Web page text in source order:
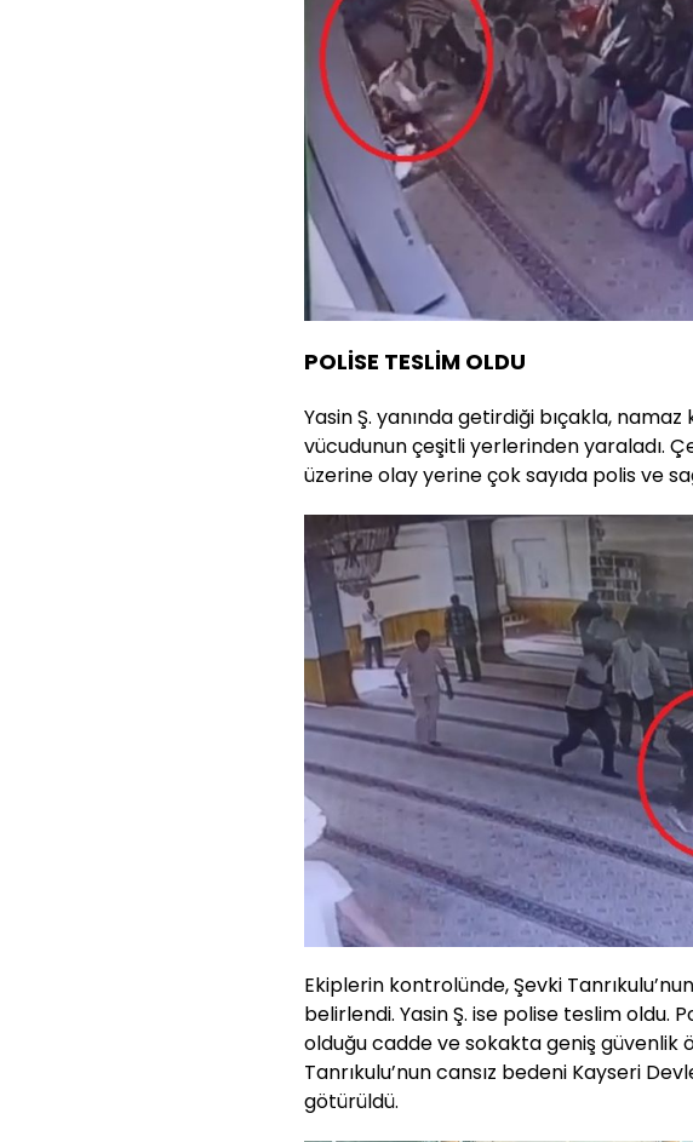
POLİSE TESLİM OLDU
Yasin Ş. yanında getirdiği bıçakla, namaz
vücudunun çeşitli yerlerinden yaraladı.
üzerine olay yerine çok sayıda polis ve
Ekiplerin kontrolünde, Şevki
belirlendi. Yasin Ş. ise polise teslim oldu.
olduğu cadde ve sokakta geniş güvenlik
Tanrıkulu’nun cansız bedeni Kayseri
götürüldü.